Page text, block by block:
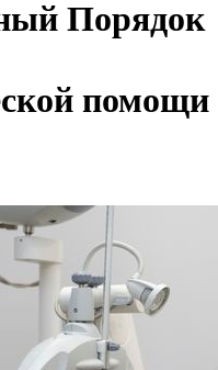
Порядок
помощи